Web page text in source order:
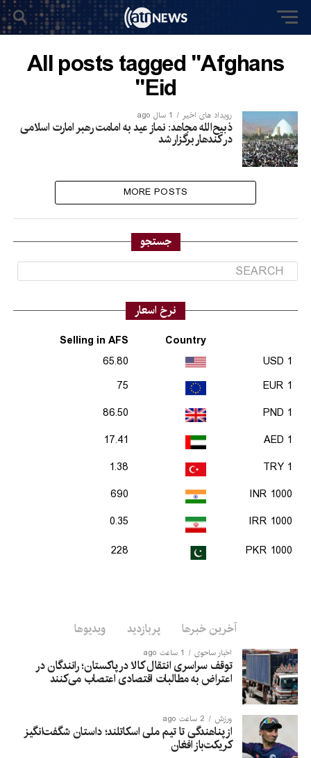
All posts tagged "Afghans
Eid"
رویداد های اخیر 1 سال ago
ذبیح‌الله مجاهد: نماز عید به امامت رهبر امارت اسلامی
در کندهار برگزار شد
MORE POSTS
جستجو
نرخ اسعار
Country
Selling in AFS
1 USD
65.80
1 EUR
75
1 PND
86.50
1 AED
17.41
1 TRY
1.38
1000 INR
690
1000 IRR
0.35
1000 PKR
228
آخرین خبرها پربازدید ویدیوها
اخبار ساحوی 1 ساعت ago
توقف سراسری انتقال کالا در پاکستان؛ رانندگان در
اعتراض به مطالبات اقتصادی اعتصاب می‌کنند
ورزش 2 ساعت ago
از پناهندگی تا تیم ملی اسکاتلند؛ داستان شگفت‌انگیز
کریکت‌باز افغان